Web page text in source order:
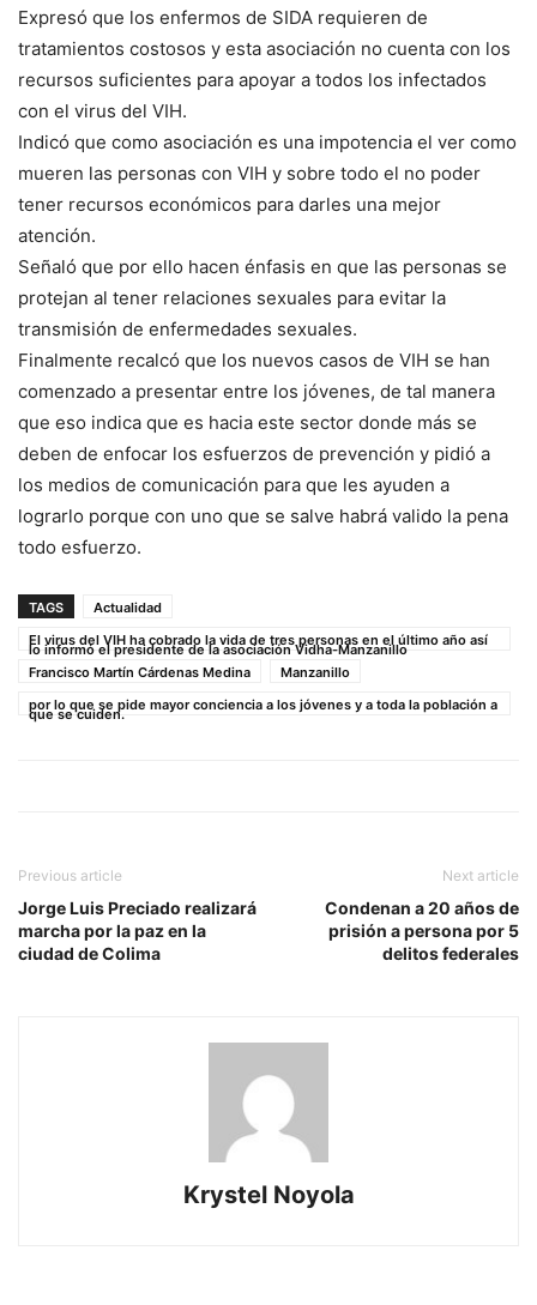
Expresó que los enfermos de SIDA requieren de
tratamientos costosos y esta asociación no cuenta con los
recursos suficientes para apoyar a todos los infectados
con el virus del VIH.
Indicó que como asociación es una impotencia el ver como
mueren las personas con VIH y sobre todo el no poder
tener recursos económicos para darles una mejor
atención.
Señaló que por ello hacen énfasis en que las personas se
protejan al tener relaciones sexuales para evitar la
transmisión de enfermedades sexuales.
Finalmente recalcó que los nuevos casos de VIH se han
comenzado a presentar entre los jóvenes, de tal manera
que eso indica que es hacia este sector donde más se
deben de enfocar los esfuerzos de prevención y pidió a
los medios de comunicación para que les ayuden a
lograrlo porque con uno que se salve habrá valido la pena
todo esfuerzo.
TAGS
Actualidad
El virus del VIH ha cobrado la vida de tres personas en el último año así
lo informó el presidente de la asociación Vidha-Manzanillo
Francisco Martín Cárdenas Medina
Manzanillo
por lo que se pide mayor conciencia a los jóvenes y a toda la población a
que se cuiden.
Previous article
Jorge Luis Preciado realizará
marcha por la paz en la
ciudad de Colima
Next article
Condenan a 20 años de
prisión a persona por 5
delitos federales
Krystel Noyola